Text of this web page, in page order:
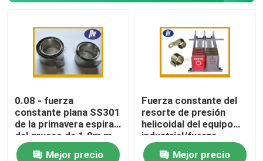
0.08 - fuerza
constante plana SS301
de la primavera espiral
del grueso de 1.8m m
para los muebles
Mejor precio
Fuerza constante del
resorte de presión
helicoidal del equipo
industrial/fuerza
variable
Mejor precio